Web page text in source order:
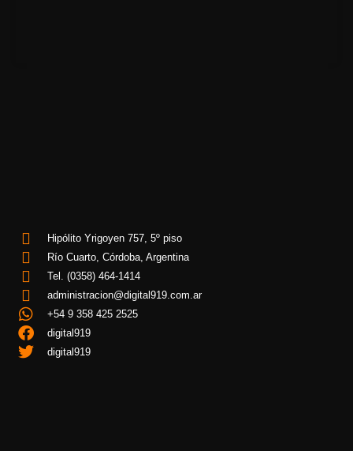
Hipólito Yrigoyen 757, 5º piso
Río Cuarto, Córdoba, Argentina
Tel. (0358) 464-1414
administracion@digital919.com.ar
+54 9 358 425 2525
digital919
digital919